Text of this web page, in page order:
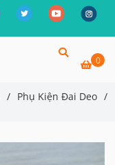
0
/ Phụ Kiện Đai Deo /